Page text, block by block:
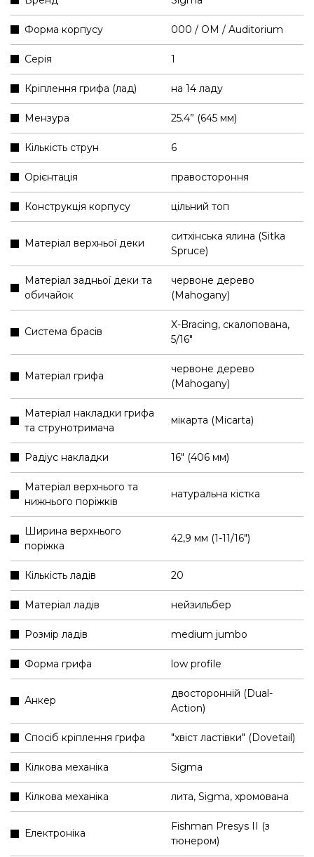
Форма корпусу 000 / OM / Auditorium
Серія 1
Кріплення грифа (лад) на 14 ладу
Мензура 25.4” (645 мм)
Кількість струн 6
Орієнтація правостороння
Конструкція корпусу цільний топ
Матеріал верхньої деки
ситхінська ялина (Sitka
Spruce)
Матеріал задньої деки та
обичайок
червоне дерево
(Mahogany)
Система брасів
X-Bracing, скалопована,
5/16"
Матеріал грифа
червоне дерево
(Mahogany)
Матеріал накладки грифа
та струнотримача
мікарта (Micarta)
Радіус накладки 16" (406 мм)
Матеріал верхнього та
нижнього поріжків
натуральна кістка
Ширина верхнього
поріжка
42,9 мм (1-11/16″)
Кількість ладів 20
Матеріал ладів нейзильбер
Розмір ладів medium jumbo
Форма грифа low profile
Анкер
двосторонній (Dual-
Action)
Спосіб кріплення грифа "хвіст ластівки" (Dovetail)
Кілкова механіка Sigma
Кілкова механіка лита, Sigma, хромована
Електроніка
Fishman Presys II (з
тюнером)